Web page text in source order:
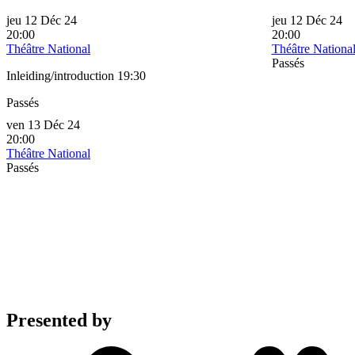
jeu 12 Déc 24
20:00
Théâtre National
Inleiding/introduction 19:30
Passés
jeu 12 Déc 24
20:00
Théâtre National
Passés
ven 13 Déc 24
20:00
Théâtre National
Passés
Presented by